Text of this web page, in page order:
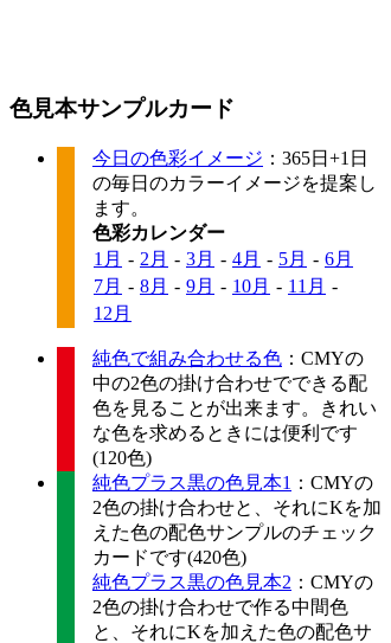
色見本サンプルカード
今日の色彩イメージ ：365日+1日
の毎日のカラーイメージを提案し
ます。
色彩カレンダー
1月 - 2月 - 3月 - 4月 - 5月 - 6月
7月 - 8月 - 9月 - 10月 - 11月 -
12月
純色で組み合わせる色 ：CMYの
中の2色の掛け合わせでできる配
色を見ることが出来ます。きれい
な色を求めるときには便利です
(120色)
純色プラス黒の色見本1 ：CMYの
2色の掛け合わせと、それにKを加
えた色の配色サンプルのチェック
カードです(420色)
純色プラス黒の色見本2 ：CMYの
2色の掛け合わせで作る中間色
と、それにKを加えた色の配色サ